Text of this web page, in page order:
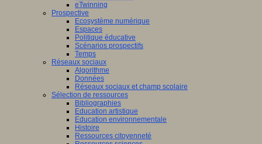
eTwinning
Prospective
Ecosystème numérique
Espaces
Politique éducative
Scénarios prospectifs
Temps
Réseaux sociaux
Algorithme
Données
Réseaux sociaux et champ scolaire
Sélection de ressources
Bibliographies
Education artistique
Education environnementale
Histoire
Ressources citoyenneté